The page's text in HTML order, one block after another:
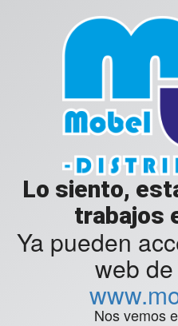
Lo siento,
trabajos
Ya pueden
web
Nos vemos